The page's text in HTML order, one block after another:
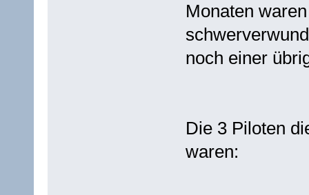
Monaten
noch einer
Die 3 Piloten
waren: